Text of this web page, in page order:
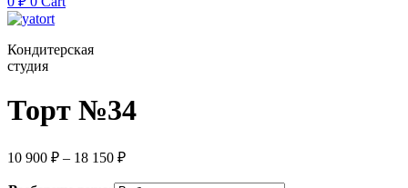
Кондитерская
студия
Торт №34
10 900 ₽ – 18 150 ₽Диапазон